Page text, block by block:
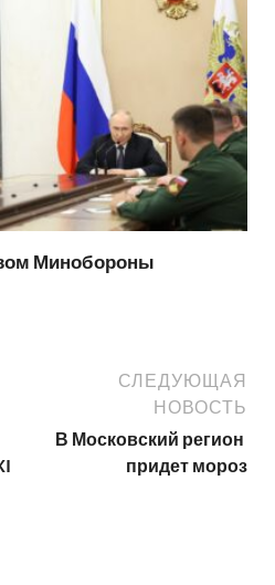
Минобороны
СЛЕДУЮЩАЯ
НОВОСТЬ
В Московский регион
придет мороз